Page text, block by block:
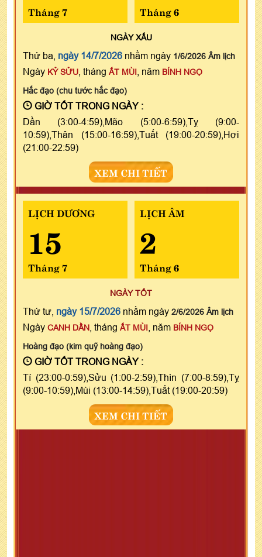
Tháng 7 Tháng 6
NGÀYXẤU
Thứ ba, ngày 14/7/2026 nhằm ngày 1/6/2026 Âm lịch
Ngày KỶ SỬU , tháng ẤT MÙI , năm BÍNH NGỌ
Hắc đạo (chu tước hắc đạo)
GIỜ TỐT TRONG NGÀY :
Dần (3:00-4:59),Mão (5:00-6:59),Tỵ (9:00-
10:59),Thân (15:00-16:59),Tuất (19:00-20:59),Hợi
(21:00-22:59)
XEM CHI TIẾT
LỊCH DƯƠNG
15
Tháng 7
LỊCH ÂM
2
Tháng 6
NGÀY TỐT
Thứ tư, ngày 15/7/2026 nhằm ngày 2/6/2026 Âm lịch
Ngày CANH DẦN , tháng ẤT MÙI , năm BÍNH NGỌ
Hoàng đạo (kim quỹ hoàng đạo)
GIỜ TỐT TRONG NGÀY :
Tí (23:00-0:59),Sửu (1:00-2:59),Thìn (7:00-8:59),Tỵ
(9:00-10:59),Mùi (13:00-14:59),Tuất (19:00-20:59)
XEM CHI TIẾT